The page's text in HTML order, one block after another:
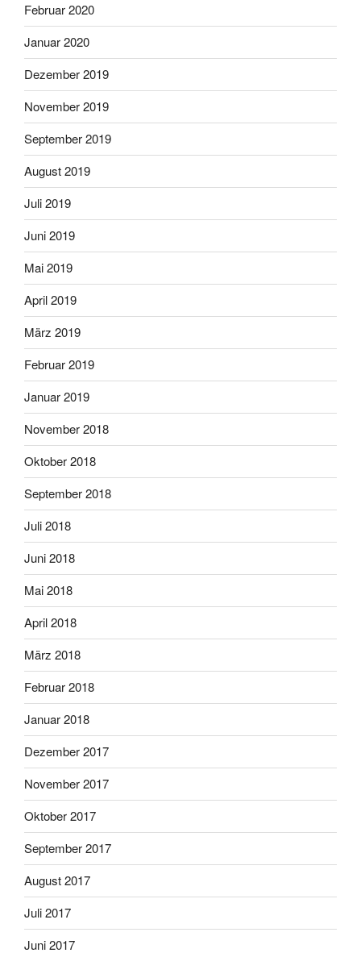
Februar 2020
Januar 2020
Dezember 2019
November 2019
September 2019
August 2019
Juli 2019
Juni 2019
Mai 2019
April 2019
März 2019
Februar 2019
Januar 2019
November 2018
Oktober 2018
September 2018
Juli 2018
Juni 2018
Mai 2018
April 2018
März 2018
Februar 2018
Januar 2018
Dezember 2017
November 2017
Oktober 2017
September 2017
August 2017
Juli 2017
Juni 2017